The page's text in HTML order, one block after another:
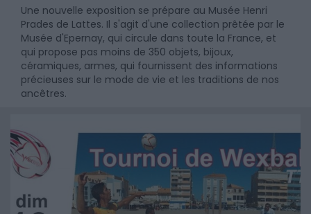
Une nouvelle exposition se prépare au Musée Henri
Prades de Lattes. Il s'agit d'une collection prêtée par le
Musée d'Epernay, qui circule dans toute la France, et
qui propose pas moins de 350 objets, bijoux,
céramiques, armes, qui fournissent des informations
précieuses sur le mode de vie et les traditions de nos
ancêtres.